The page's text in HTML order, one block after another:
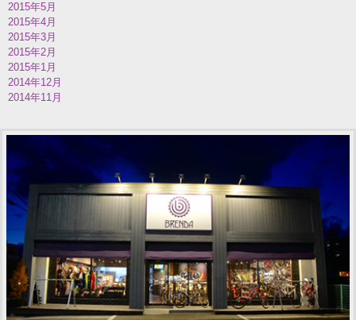
2015年5月
2015年4月
2015年3月
2015年2月
2015年1月
2014年12月
2014年11月